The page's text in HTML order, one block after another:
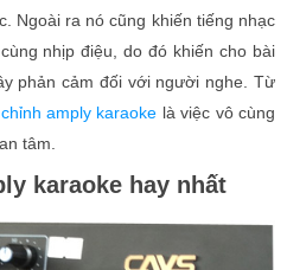
Ngoài ra nó cũng khiến tiếng nhạc
nhịp điệu, do đó khiến cho bài
phản cảm đối với người nghe. Từ
amply karaoke là việc vô cùng
tâm.
karaoke hay nhất